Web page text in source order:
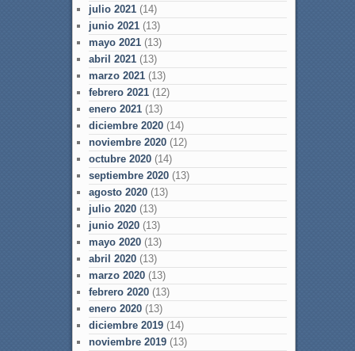
julio 2021(14)
junio 2021(13)
mayo 2021(13)
abril 2021(13)
marzo 2021(13)
febrero 2021(12)
enero 2021(13)
diciembre 2020(14)
noviembre 2020(12)
octubre 2020(14)
septiembre 2020(13)
agosto 2020(13)
julio 2020(13)
junio 2020(13)
mayo 2020(13)
abril 2020(13)
marzo 2020(13)
febrero 2020(13)
enero 2020(13)
diciembre 2019(14)
noviembre 2019(13)